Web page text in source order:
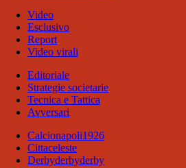
Video
Esclusivo
Report
Video virali
Editoriale
Strategie societarie
Tecnica e Tattica
Avversari
Calcionapoli1926
Cittaceleste
Derbyderbyderby